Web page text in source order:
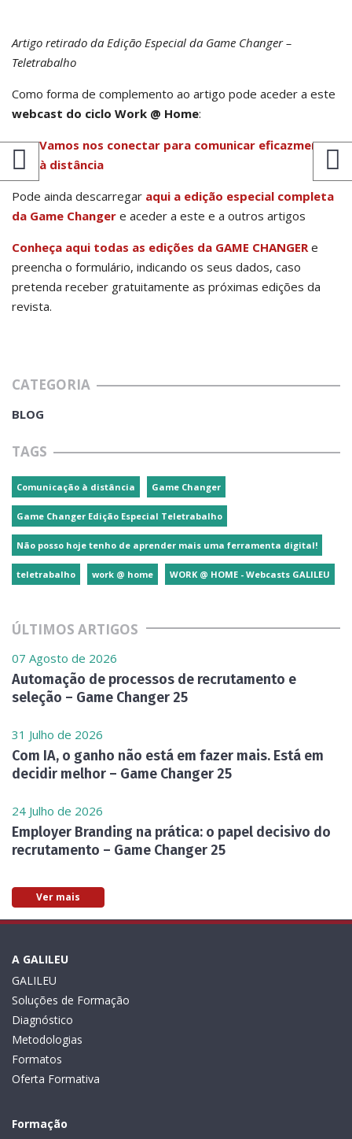
Artigo retirado da Edição Especial da Game Changer –
Teletrabalho
Como forma de complemento ao artigo pode aceder a este
webcast do ciclo Work @ Home:
Vamos nos conectar para comunicar eficazmente
à distância
Pode ainda descarregar aqui a edição especial completa
da Game Changer e aceder a este e a outros artigos
Conheça aqui todas as edições da GAME CHANGERe
preencha o formulário, indicando os seus dados, caso
pretenda receber gratuitamente as próximas edições da
revista.
CATEGORIA
BLOG
TAGS
Comunicação à distância Game Changer
Game Changer Edição Especial Teletrabalho
Não posso hoje tenho de aprender mais uma ferramenta digital!
teletrabalho work @ home WORK @ HOME - Webcasts GALILEU
ÚLTIMOS ARTIGOS
07 Agosto de 2026
Automação de processos de recrutamento e
seleção – Game Changer 25
31 Julho de 2026
Com IA, o ganho não está em fazer mais. Está em
decidir melhor – Game Changer 25
24 Julho de 2026
Employer Branding na prática: o papel decisivo do
recrutamento – Game Changer 25
Ver mais
A GALILEU
GALILEU
Soluções de Formação
Diagnóstico
Metodologias
Formatos
Oferta Formativa
Formação